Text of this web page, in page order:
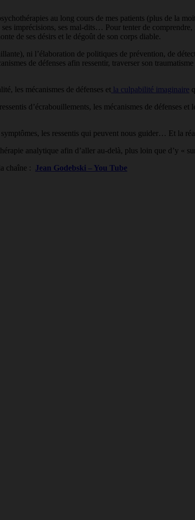
au long cours de mes patients (plus de la
ses imprécisions, ses mal-dits… Pour tenter de
de ses désirs et le dégoût de son corps diable.
ni l’élaboration de politiques de prévention, de
de défenses afin ressentir, traverser son
les mécanismes de défenses et la culpabilité imaginaire
d’écrabouillements, les mécanismes de défenses
les ressentis qui peuvent nous guider… Et la
analytique afin d’aller au-delà, plus loin que d’y «
chaîne :
Jean Godebski – You Tube